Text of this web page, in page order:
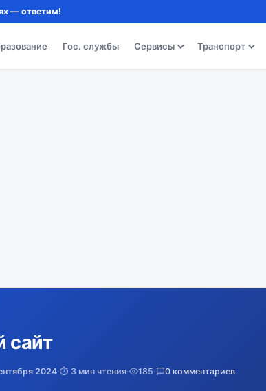
— ответим!
Гос. службы Сервисы Транспорт
сайт
2024·⏱️ 3 мин чтения· 185· 0 комментариев